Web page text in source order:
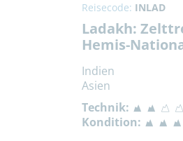
Reisecode: INLAD
Ladakh:
Hemis-
Indien
Asien
Technik:
Kondition: